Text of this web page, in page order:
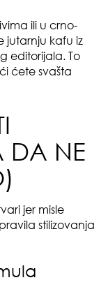
ili u crno-
jutarnju kafu iz
editorijala. To
ćete svašta
DA NE
jer misle
stilizovanja